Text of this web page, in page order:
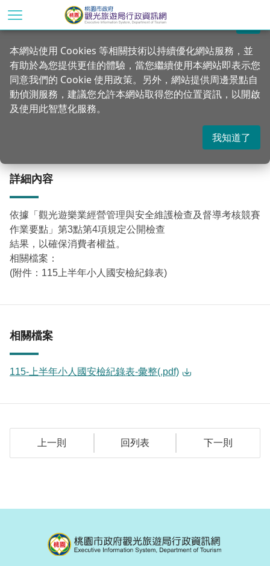
到
首頁 行政公告 公告訊息
公告115年上半年觀光遊樂業定期檢查結果
詳細內容
依據「觀光遊樂業經營管理與安全維護檢查及督導考核競賽
作業要點」第3點第4項規定公開檢查
結果，以確保消費者權益。
相關檔案：
(附件：115上半年小人國安檢紀錄表)
相關檔案
115-上半年小人國安檢紀錄表-彙整(.pdf)
上一則 回列表 下一則
關閉
本網站使用 Cookies 等相關技術以持續優化網站服務，並
有助於為您提供更佳的體驗，當您繼續使用本網站即表示您
同意我們的 Cookie 使用政策。另外，網站提供周邊景點自
動偵測服務，建議您允許本網站取得您的位置資訊，以開啟
及使用此智慧化服務。
我知道了